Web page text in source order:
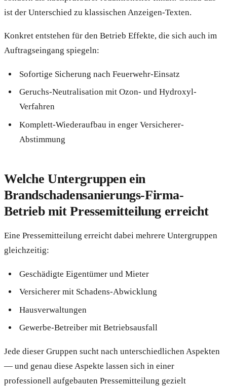
ist der Unterschied zu klassischen Anzeigen-Texten.
Konkret entstehen für den Betrieb Effekte, die sich auch im
Auftragseingang spiegeln:
Sofortige Sicherung nach Feuerwehr-Einsatz
Geruchs-Neutralisation mit Ozon- und Hydroxyl-
Verfahren
Komplett-Wiederaufbau in enger Versicherer-
Abstimmung
Welche Untergruppen ein
Brandschadensanierungs-Firma-
Betrieb mit Pressemitteilung erreicht
Eine Pressemitteilung erreicht dabei mehrere Untergruppen
gleichzeitig:
Geschädigte Eigentümer und Mieter
Versicherer mit Schadens-Abwicklung
Hausverwaltungen
Gewerbe-Betreiber mit Betriebsausfall
Jede dieser Gruppen sucht nach unterschiedlichen Aspekten
— und genau diese Aspekte lassen sich in einer
professionell aufgebauten Pressemitteilung gezielt